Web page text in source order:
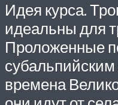
Идея курса.
идеальны для
Проложенные
времена